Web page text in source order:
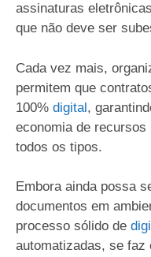
assinaturas
que não deve ser
Cada vez mais,
permitem que
100% digital,
economia de
todos os tipos.
Embora ainda possa
documentos em
processo sólido de
automatizadas, se